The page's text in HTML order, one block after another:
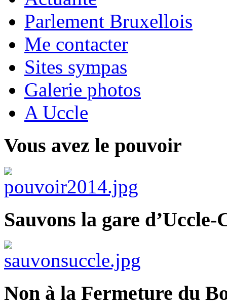
Parlement Bruxellois
Me contacter
Sites sympas
Galerie photos
A Uccle
Vous avez le pouvoir
Sauvons la gare d’Uccle-
Non à la Fermeture du